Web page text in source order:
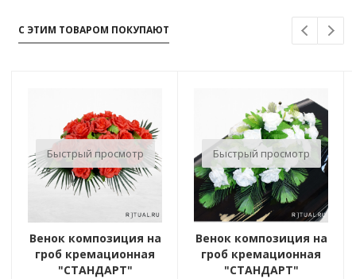
С ЭТИМ ТОВАРОМ ПОКУПАЮТ
Быстрый просмотр
Венок композиция на
гроб кремационная
"СТАНДАРТ"
Быстрый просмотр
Венок композиция на
гроб кремационная
"СТАНДАРТ"